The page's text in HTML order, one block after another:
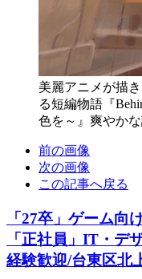
美麗アニメが描
る短編物語『
色を～』爽やか
前の画像
次の画像
この記事へ戻る
「27卒」ゲーム向
「正社員」IT・デ
経験歓迎/台東区北